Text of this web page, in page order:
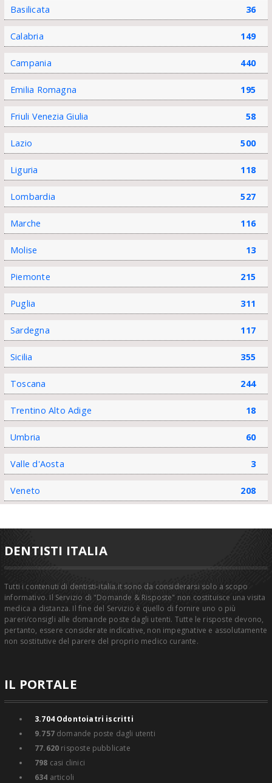
Basilicata 36
Calabria 149
Campania 440
Emilia Romagna 195
Friuli Venezia Giulia 58
Lazio 500
Liguria 118
Lombardia 527
Marche 116
Molise 13
Piemonte 215
Puglia 311
Sardegna 117
Sicilia 355
Toscana 244
Trentino Alto Adige 18
Umbria 60
Valle d'Aosta 3
Veneto 208
DENTISTI ITALIA
Tutti i contenuti di dentisti-italia.it sono da considerarsi solo a scopo
informativo. Il Servizio di "Domande & Risposte" non costituisce una visita
medica a distanza. Il fine del Servizio è quello di fornire uno o più
pareri/consigli alle domande poste dagli utenti. Tutte le risposte devono,
pertanto, essere considerate indicative, non impegnative e assolutamente
non sostitutive del parere del proprio medico curante.
IL PORTALE
3.704Odontoiatri iscritti
9.757domande poste dagli utenti
77.620 risposte pubblicate
798 casi clinici
634 articoli